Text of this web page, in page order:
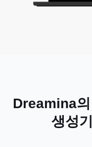
Dreamina
생성